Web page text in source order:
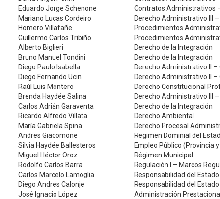
Eduardo Jorge Schenone
Contratos Administrativos
Mariano Lucas Cordeiro
Derecho Administrativo III
Homero Villafañe
Procedimientos
Guillermo Carlos Tribiño
Procedimientos
Alberto Biglieri
Derecho de la Integración
Bruno Manuel Tondini
Derecho de la Integración
Diego Paulo Isabella
Derecho Administrativo II
Diego Fernando Ucin
Derecho Administrativo II
Raúl Luis Montero
Derecho Constitucional
Brenda Haydée Salina
Derecho Administrativo III
Carlos Adrián Garaventa
Derecho de la Integración
Ricardo Alfredo Villata
Derecho Ambiental
María Gabriela Spina
Derecho Procesal
Andrés Giacomone
Régimen Dominial del
Silvia Haydée Ballesteros
Empleo Público (Provincia
Miguel Héctor Oroz
Régimen Municipal
Rodolfo Carlos Barra
Regulación I – Marcos
Carlos Marcelo Lamoglia
Responsabilidad del Estado
Diego Andrés Calonje
Responsabilidad del Estado
José Ignacio López
Administración